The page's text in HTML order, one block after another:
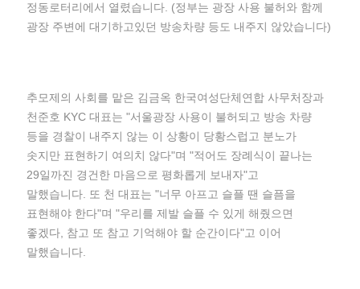
정동로터리에서 열렸습니다. (정부는 광장 사용 불허와 함께
광장 주변에 대기하고있던 방송차량 등도 내주지 않았습니다)
추모제의 사회를 맡은 김금옥 한국여성단체연합 사무처장과
천준호 KYC 대표는 "서울광장 사용이 불허되고 방송 차량
등을 경찰이 내주지 않는 이 상황이 당황스럽고 분노가
솟지만 표현하기 여의치 않다"며 "적어도 장례식이 끝나는
29일까진 경건한 마음으로 평화롭게 보내자"고
말했습니다. 또 천 대표는 "너무 아프고 슬플 땐 슬픔을
표현해야 한다"며 "우리를 제발 슬플 수 있게 해줬으면
좋겠다, 참고 또 참고 기억해야 할 순간이다"고 이어
말했습니다.